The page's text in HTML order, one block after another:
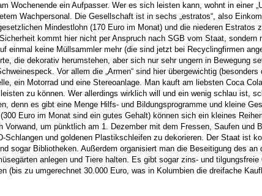
Wochenende ein Aufpasser. Wer es sich leisten kann, wohnt in einer
Wachpersonal. Die Gesellschaft ist in sechs „estratos“, also
Mindestlohn (170 Euro im Monat) und die niederen Estratos
kommt hier nicht per Anspruch nach SGB vom Staat, sondern
einmal keine Müllsammler mehr (die sind jetzt bei Recyclingfirmen
die dekorativ herumstehen, aber sich nur sehr ungern in Bewegung
Vor allem die „Armen“ sind hier übergewichtig (besonders
ein Motorrad und eine Stereoanlage. Man kauft am liebsten Coca
zu können. Wer allerdings wirklich will und ein wenig schlau ist,
denn es gibt eine Menge Hilfs- und Bildungsprogramme und kleine
Euro im Monat sind ein gutes Gehalt) können sich ein kleines
um pünktlich am 1. Dezember mit dem Fressen, Saufen und
Schlangen und goldenen Plastikschleifen zu dekorieren. Der Staat ist
sogar Bibliotheken. Außerdem organisiert man die Beseitigung des an
anlegen und Tiere halten. Es gibt sogar zins- und tilgungsfreie
(bis zu umgerechnet 30.000 Euro, was in Kolumbien die dreifache